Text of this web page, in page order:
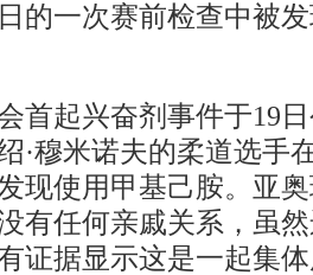
的一次赛前检查中被
起兴奋剂事件于19日
·穆米诺夫的柔道选手
现使用甲基己胺。亚
有任何亲戚关系，虽
证据显示这是一起集